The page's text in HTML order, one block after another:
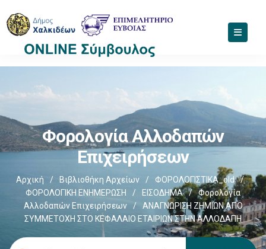
Φορολογία Αλλοδαπών
Επιχειρήσεων
Αρχική / Βιβλιοθήκη Αρχείων / ΦΟΡΟΛΟΓΙΣΤΙΚΑ_old
/
ΦΟΡΟΛΟΓΙΚΗ ΕΝΗΜΕΡΩΣΗ
/ ΕΙΣΟΔΗΜΑ /
Φορολογία
Αλλοδαπών Επιχειρήσεων
/
ΑΝΑΓΝΩΡΙΣΗ ΖΗΜΙΩΝ ΑΠΟ
ΣΥΜΜΕΤΟΧΗ ΣΤΟ ΚΕΦΑΛΑΙΟ ΕΤΑΙΡΙΩΝ ΣΤΗΝ ΑΛΛΟΔΑΠΗ